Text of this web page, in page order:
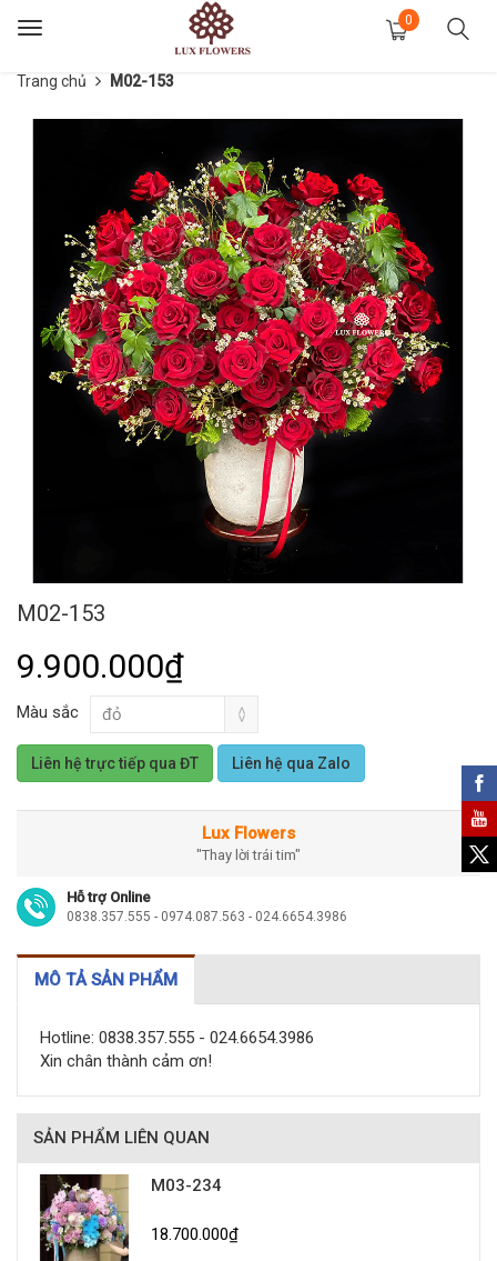
Toggle
0
Trang chủ M02-153
M02-153
9.900.000₫
Màu sắc
Liên hệ trực tiếp qua ĐT Liên hệ qua Zalo
Lux Flowers
"Thay lời trái tim"
Hỗ trợ Online
0838.357.555 - 0974.087.563 - 024.6654.3986
MÔ TẢ SẢN PHẨM
Hotline: 0838.357.555 - 024.6654.3986
Xin chân thành cảm ơn!
SẢN PHẨM LIÊN QUAN
M03-234
18.700.000₫